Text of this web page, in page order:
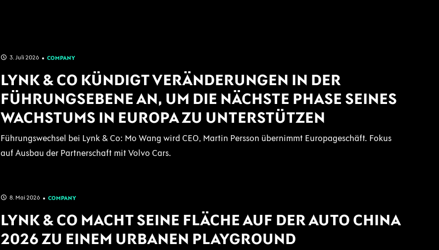
3. Juli 2026 COMPANY
LYNK & CO KÜNDIGT VERÄNDERUNGEN IN DER
FÜHRUNGSEBENE AN, UM DIE NÄCHSTE PHASE SEINES
WACHSTUMS IN EUROPA ZU UNTERSTÜTZEN
Führungswechsel bei Lynk & Co: Mo Wang wird CEO, Martin Persson übernimmt Europageschäft. Fokus
auf Ausbau der Partnerschaft mit Volvo Cars.
8. Mai 2026 COMPANY
LYNK & CO MACHT SEINE FLÄCHE AUF DER AUTO CHINA
2026 ZU EINEM URBANEN PLAYGROUND